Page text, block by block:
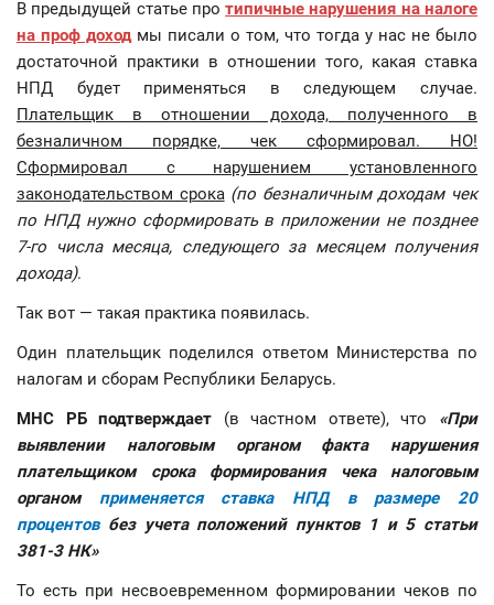
В предыдущей статье протипичные нарушения на налоге
на проф доходмы писали о том, что тогда у нас не было
достаточной практики в отношении того, какая ставка
НПД будет применяться в следующем случае.
Плательщик в отношении дохода, полученного в
безналичном порядке, чек сформировал. НО!
Сформировал с нарушением установленного
законодательством срока (по безналичным доходам чек
по НПД нужно сформировать в приложении не позднее
7-го числа месяца, следующего за месяцем получения
дохода).
Так вот — такая практика появилась.
Один плательщик поделился ответом Министерства по
налогам и сборам Республики Беларусь.
МНС РБ подтверждает (в частном ответе), что «При
выявлении налоговым органом факта нарушения
плательщиком срока формирования чека налоговым
органом применяется ставка НПД в размере 20
процентовбез учета положений пунктов 1 и 5 статьи
381-3 НК»
То есть при несвоевременном формировании чеков по